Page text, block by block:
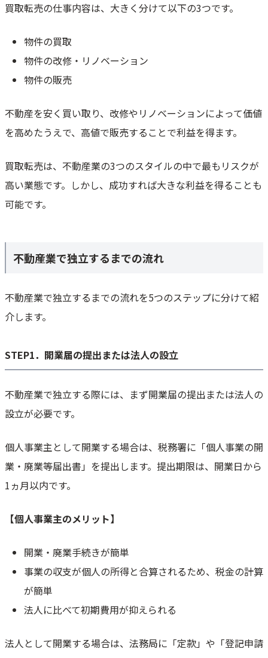
買取転売の仕事内容は、大きく分けて以下の3つです。
物件の買取
物件の改修・リノベーション
物件の販売
不動産を安く買い取り、改修やリノベーションによって価値
を高めたうえで、高値で販売することで利益を得ます。
買取転売は、不動産業の3つのスタイルの中で最もリスクが
高い業態です。しかし、成功すれば大きな利益を得ることも
可能です。
不動産業で独立するまでの流れ
不動産業で独立するまでの流れを5つのステップに分けて紹
介します。
STEP1．開業届の提出または法人の設立
不動産業で独立する際には、まず開業届の提出または法人の
設立が必要です。
個人事業主として開業する場合は、税務署に「個人事業の開
業・廃業等届出書」を提出します。提出期限は、開業日から
1ヵ月以内です。
【個人事業主のメリット】
開業・廃業手続きが簡単
事業の収支が個人の所得と合算されるため、税金の計算
が簡単
法人に比べて初期費用が抑えられる
法人として開業する場合は、法務局に「定款」や「登記申請